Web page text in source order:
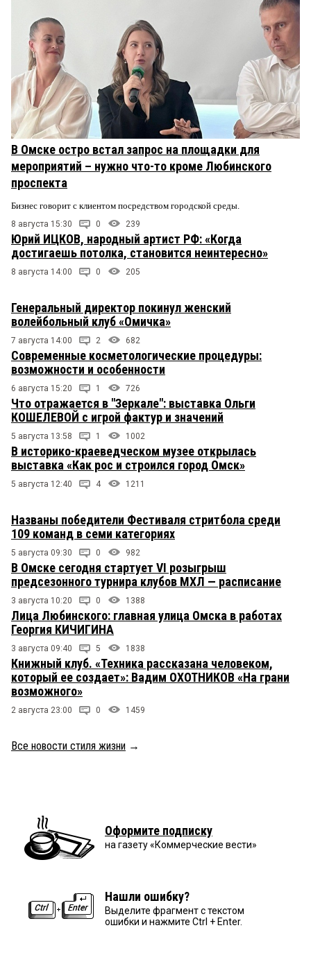
В Омске остро встал запрос на площадки для
мероприятий – нужно что-то кроме Любинского
проспекта
Бизнес говорит с клиентом посредством городской среды.
8 августа 15:30 0 239
Юрий ИЦКОВ, народный артист РФ: «Когда
достигаешь потолка, становится неинтересно»
8 августа 14:00 0 205
Генеральный директор покинул женский
волейбольный клуб «Омичка»
7 августа 14:00 2 682
Современные косметологические процедуры:
возможности и особенности
6 августа 15:20 1 726
Что отражается в "Зеркале": выставка Ольги
КОШЕЛЕВОЙ с игрой фактур и значений
5 августа 13:58 1 1002
В историко-краеведческом музее открылась
выставка «Как рос и строился город Омск»
5 августа 12:40 4 1211
Названы победители Фестиваля стритбола среди
109 команд в семи категориях
5 августа 09:30 0 982
В Омске сегодня стартует VI розыгрыш
предсезонного турнира клубов МХЛ — расписание
3 августа 10:20 0 1388
Лица Любинского: главная улица Омска в работах
Георгия КИЧИГИНА
3 августа 09:40 5 1838
Книжный клуб. «Техника рассказана человеком,
который ее создает»: Вадим ОХОТНИКОВ «На грани
возможного»
2 августа 23:00 0 1459
Все новости стиля жизни →
Оформите подписку
на газету «Коммерческие вести»
Нашли ошибку?
Выделите фрагмент с текстом
ошибки и нажмите Ctrl + Enter.